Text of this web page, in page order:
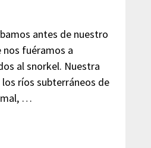
antes de nuestro
nos fuéramos a
al snorkel. Nuestra
ríos subterráneos de
…